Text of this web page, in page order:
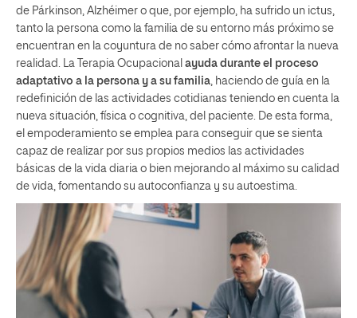
de Párkinson, Alzhéimer o que, por ejemplo, ha sufrido un ictus,
tanto la persona como la familia de su entorno más próximo se
encuentran en la coyuntura de no saber cómo afrontar la nueva
realidad. La Terapia Ocupacional ayuda durante el proceso
adaptativo a la persona y a su familia , haciendo de guía en la
redefinición de las actividades cotidianas teniendo en cuenta la
nueva situación, física o cognitiva, del paciente. De esta forma,
el empoderamiento se emplea para conseguir que se sienta
capaz de realizar por sus propios medios las actividades
básicas de la vida diaria o bien mejorando al máximo su calidad
de vida, fomentando su autoconfianza y su autoestima.